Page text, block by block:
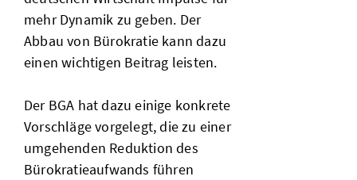
mehr Dynamik zu geben. Der
Abbau von Bürokratie kann dazu
einen wichtigen Beitrag leisten.
Der BGA hat dazu einige konkrete
Vorschläge vorgelegt, die zu einer
umgehenden Reduktion des
Bürokratieaufwands führen